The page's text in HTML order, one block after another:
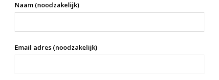
Naam (noodzakelijk)
Email adres (noodzakelijk)